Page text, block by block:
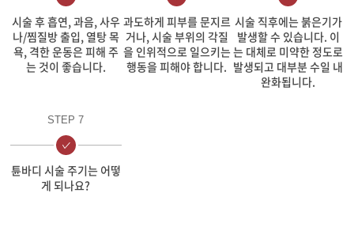
시술 후 흡연, 과음, 사우
나/찜질방 출입, 열탕 목
욕, 격한 운동은 피해 주
는 것이 좋습니다.
과도하게 피부를 문지르
거나, 시술 부위의 각질
을 인위적으로 일으키는
행동을 피해야 합니다.
시술 직후에는 붉은기가
발생할 수 있습니다. 이
는 대체로 미약한 정도로
발생되고 대부분 수일 내
완화됩니다.
STEP 7
튠바디 시술 주기는 어떻
게 되나요?